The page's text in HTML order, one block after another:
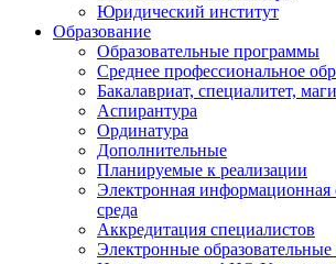
Юридический институт
Образование
Образовательные программы
Среднее профессиональное
Бакалавриат, специалитет,
Аспирантура
Ординатура
Дополнительные
Планируемые к реализации
Электронная информационная
среда
Аккредитация специалистов
Электронные образовательные